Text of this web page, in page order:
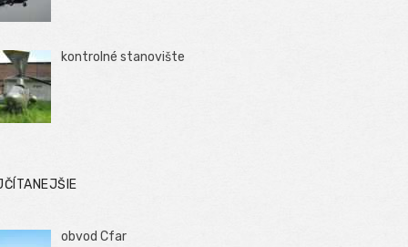
kontrolné stanovište
obvod Cfar